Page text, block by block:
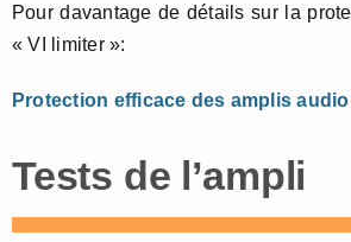
Pour davantage de détails sur la
« VI limiter »:
Protection efficace des amplis audio
Tests de l’ampli